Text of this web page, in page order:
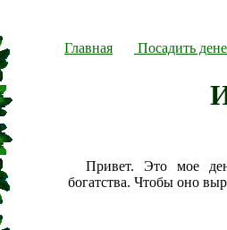
Главная Посадить
Привет. Это мое
богатства. Чтобы оно